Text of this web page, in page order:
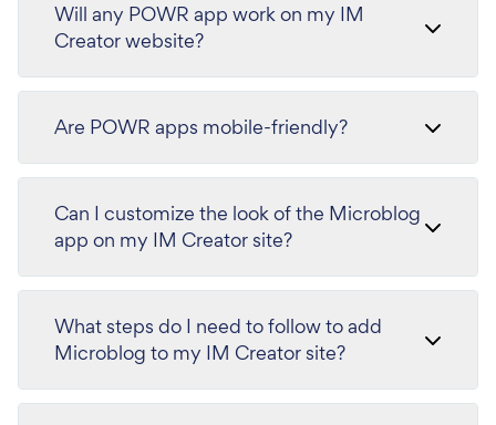
Will any POWR app work on my IM
Creator website?
Are POWR apps mobile-friendly?
Can I customize the look of the Microblog
app on my IM Creator site?
What steps do I need to follow to add
Microblog to my IM Creator site?